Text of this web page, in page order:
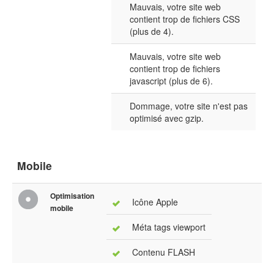
Mauvais, votre site web
contient trop de fichiers CSS
(plus de 4).
Mauvais, votre site web
contient trop de fichiers
javascript (plus de 6).
Dommage, votre site n'est pas
optimisé avec gzip.
Mobile
Optimisation
mobile
Icône Apple
Méta tags viewport
Contenu FLASH